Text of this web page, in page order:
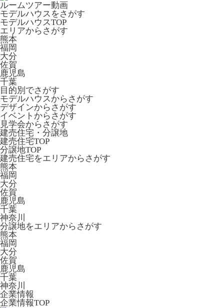
ルームツアー動画
モデルハウスをさがす
モデルハウスTOP
エリアからさがす
熊本
福岡
大分
佐賀
鹿児島
千葉
目的別でさがす
モデルハウスからさがす
デザインからさがす
イベントからさがす
見学会からさがす
建売住宅・分譲地
建売住宅TOP
分譲地TOP
建売住宅をエリアからさがす
熊本
福岡
大分
佐賀
鹿児島
千葉
神奈川
分譲地をエリアからさがす
熊本
福岡
大分
佐賀
鹿児島
千葉
神奈川
企業情報
企業情報TOP